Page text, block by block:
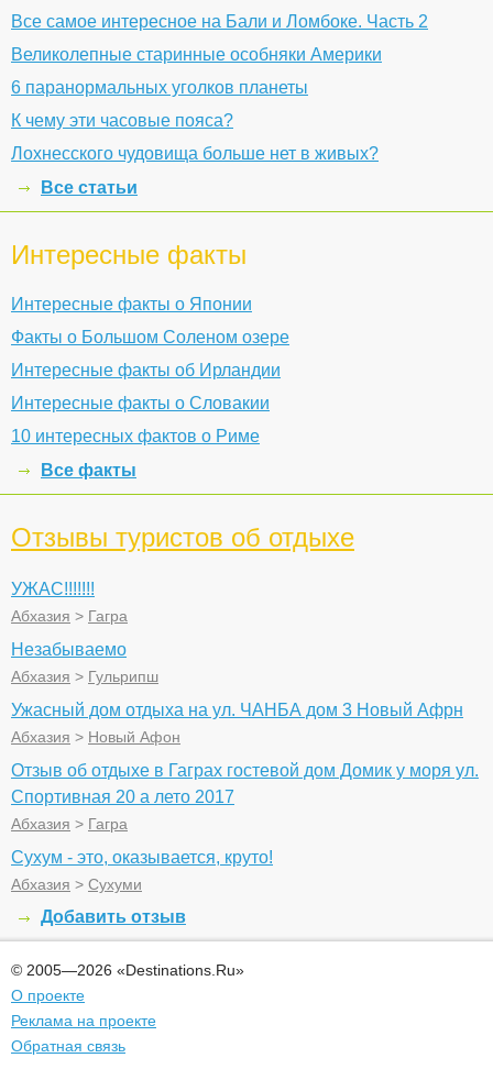
Все самое интересное на Бали и Ломбоке. Часть 2
Великолепные старинные особняки Америки
6 паранормальных уголков планеты
К чему эти часовые пояса?
Лохнесского чудовища больше нет в живых?
Все статьи
Интересные факты
Интересные факты о Японии
Факты о Большом Соленом озере
Интересные факты об Ирландии
Интересные факты о Словакии
10 интересных фактов о Риме
Все факты
Отзывы туристов об отдыхе
УЖАС!!!!!!!
Абхазия > Гагра
Незабываемо
Абхазия > Гульрипш
Ужасный дом отдыха на ул. ЧАНБА дом 3 Новый Афрн
Абхазия > Новый Афон
Отзыв об отдыхе в Гаграх гостевой дом Домик у моря ул.
Спортивная 20 а лето 2017
Абхазия > Гагра
Сухум - это, оказывается, круто!
Абхазия > Сухуми
Добавить отзыв
© 2005—2026 «Destinations.Ru»
О проекте
Реклама на проекте
Обратная связь